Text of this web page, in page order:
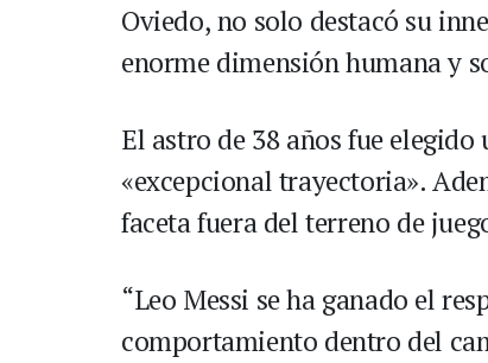
Oviedo, no solo destacó su
enorme dimensión humana y
El astro de 38 años fue
«excepcional trayectoria».
faceta fuera del terreno de
“Leo Messi se ha ganado el
comportamiento dentro del